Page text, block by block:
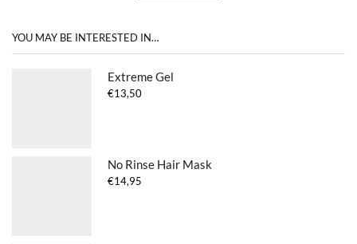
YOU MAY BE INTERESTED IN…
Extreme Gel
€13,50
No Rinse Hair Mask
€14,95